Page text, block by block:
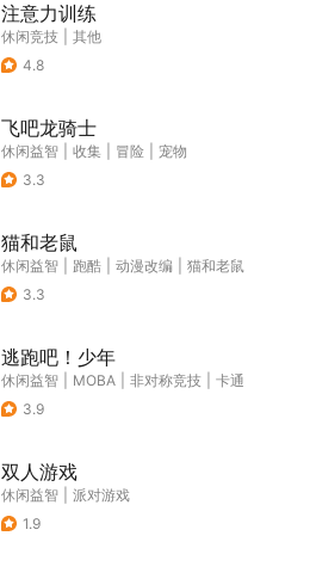
注意力训练
休闲竞技
其他
4.8
飞吧龙骑士
休闲益智 收集 冒险
宠物
3.3
猫和老鼠
休闲益智 跑酷 动漫改编
猫和老鼠
3.3
逃跑吧！少年
休闲益智 MOBA 非对称竞技
卡通
3.9
双人游戏
休闲益智
派对游戏
1.9